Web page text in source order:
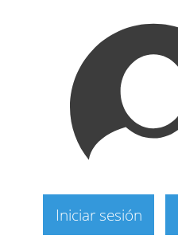
Iniciar sesión